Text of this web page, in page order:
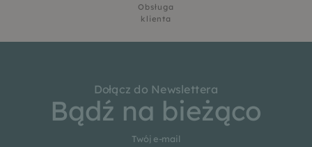
Obsługa
klienta
Dołącz do Newslettera
Bądź na bieżąco